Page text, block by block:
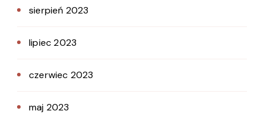
sierpień 2023
lipiec 2023
czerwiec 2023
maj 2023